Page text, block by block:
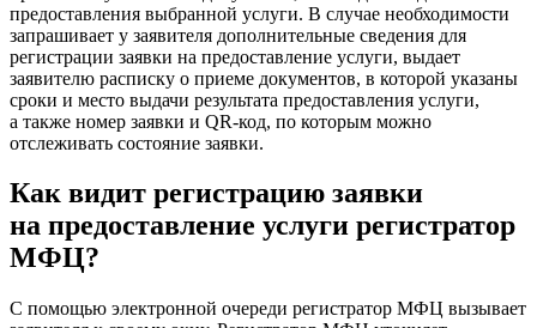
предоставления выбранной услуги. В случае необходимости
запрашивает у заявителя дополнительные сведения для
регистрации заявки на предоставление услуги, выдает
заявителю расписку о приеме документов, в которой указаны
сроки и место выдачи результата предоставления услуги,
а также номер заявки и QR-код, по которым можно
отслеживать состояние заявки.
Как видит регистрацию заявки
на предоставление услуги регистратор
МФЦ?
С помощью электронной очереди регистратор МФЦ вызывает